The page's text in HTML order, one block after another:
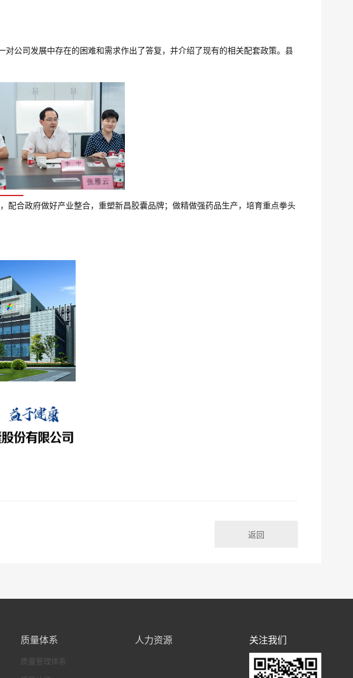
公司发展中存在的困难和需求作出了答复，并介绍了现有的相关配套政策。县
合政府做好产业整合，重塑新昌胶囊品牌；做精做强药品生产，培育重点拳头
返回
质量体系
质量管理体系
人力资源 关注我们